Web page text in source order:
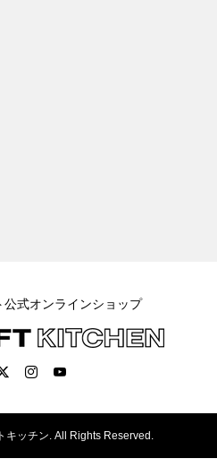
公式オンラインショップ
キッチン. All Rights Reserved.